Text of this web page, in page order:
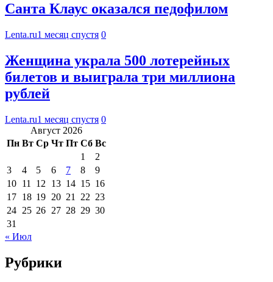
Санта Клаус оказался педофилом
Lenta.ru1 месяц спустя 0
Женщина украла 500 лотерейных
билетов и выиграла три миллиона
рублей
Lenta.ru1 месяц спустя 0
Август 2026
Пн Вт Ср Чт Пт Сб Вс
1
2
3
4 5 6 7 8
9
10 11 12 13 14 15 16
17 18 19 20 21 22 23
24 25 26 27 28 29 30
31
« Июл
Рубрики